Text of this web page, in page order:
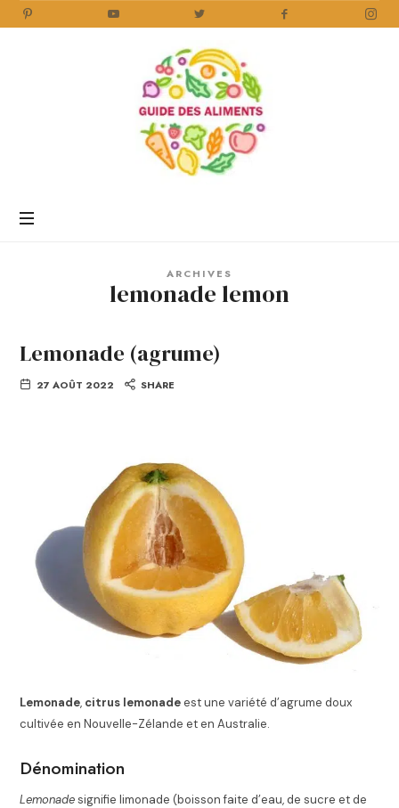
Aliments
ARCHIVES
lemonade lemon
Lemonade (agrume)
27 AOÛT 2022 SHARE
Lemonade, citrus lemonadeest une variété d’agrume doux
cultivée en Nouvelle-Zélande et en Australie.
Dénomination
Lemonadesignifie limonade (boisson faite d’eau, de sucre et de